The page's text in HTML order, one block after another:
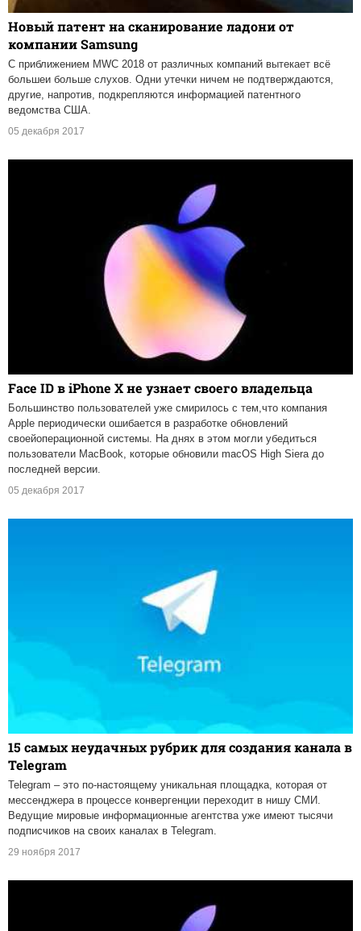
Новый патент на сканирование ладони от
компании Samsung
С приближением MWC 2018 от различных компаний вытекает всё
большеи больше слухов. Одни утечки ничем не подтверждаются,
другие, напротив, подкрепляются информацией патентного
ведомства США.
05 декабря 2017
Face ID в iPhone X не узнает своего владельца
Большинство пользователей уже смирилось с тем,что компания
Apple периодически ошибается в разработке обновлений
своейоперационной системы. На днях в этом могли убедиться
пользователи MacBook, которые обновили macOS High Siera до
последней версии.
05 декабря 2017
15 самых неудачных рубрик для создания канала в
Telegram
Telegram – это по-настоящему уникальная площадка, которая от
мессенджера в процессе конвергенции переходит в нишу СМИ.
Ведущие мировые информационные агентства уже имеют тысячи
подписчиков на своих каналах в Telegram.
29 ноября 2017